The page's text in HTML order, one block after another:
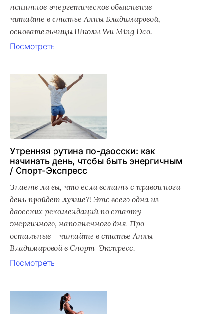
понятное энергетическое объяснение -
читайте в статье Анны Владимировой,
основательницы Школы Wu Ming Dao.
Посмотреть
Утренняя рутина по-даосски: как
начинать день, чтобы быть энергичным
/ Спорт-Экспресс
Знаете ли вы, что если встать с правой ноги -
день пройдет лучше?! Это всего одна из
даосских рекомендаций по старту
энергичного, наполненного дня. Про
остальные - читайте в статье Анны
Владимировой в Спорт-Экспресс.
Посмотреть